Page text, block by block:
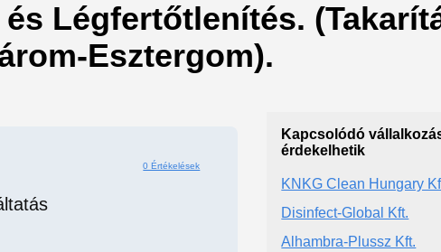
Légfertőtlenítés.
Esztergom).
0 Értékelések
Kapcsolódó
érdekelhetik
KNKG Clean Hungary
Disinfect-Global Kft.
Alhambra-Plussz Kft.